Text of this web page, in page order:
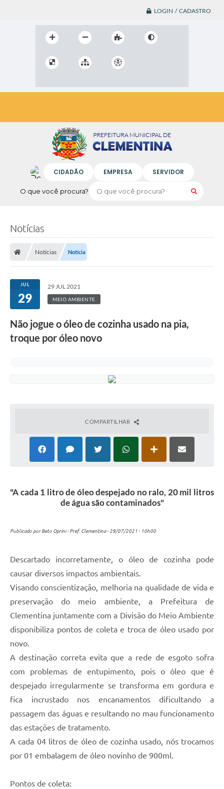
LOGIN / CADASTRO
O que você procura?
CIDADÃO EMPRESA SERVIDOR
Notícias
Notícias Notícia
JUL
29
29 JUL 2021
MEIO AMBIENTE
Não jogue o óleo de cozinha usado na pia,
troque por óleo novo
COMPARTILHAR
"A cada 1 litro de óleo despejado no ralo, 20 mil litros
de água são contaminados"
Publicado por Beto Oprini - Pref. Clementina - 29/07/2021 - 10h00
Descartado incorretamente, o óleo de cozinha pode
causar diversos impactos ambientais.
Visando conscientização, melhoria na qualidade de vida e
preservação do meio ambiente, a Prefeitura de
Clementina juntamente com a Divisão do Meio Ambiente
disponibiliza pontos de coleta e troca de óleo usado por
novo.
A destinação correta evita que a rede de esgoto sofra
com problemas de entupimento, pois o óleo que é
despejado irregularmente se transforma em gordura e
fica incrustado nos encanamentos dificultando a
passagem das águas e resultando no mau funcionamento
das estações de tratamento.
A cada 04 litros de óleo de cozinha usado, nós trocamos
por 01 embalagem de óleo novinho de 900ml.
Pontos de coleta: